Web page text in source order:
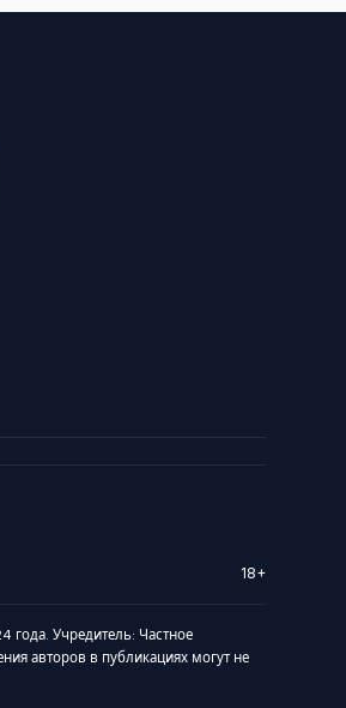
18+
года. Учредитель: Частное
авторов в публикациях могут не